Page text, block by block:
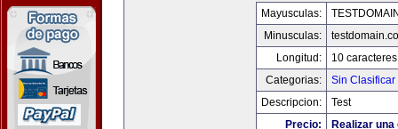
Mayusculas:
Minusculas:
Longitud:
10 caracteres
Categorias:
Sin Clasificar
Descripcion:
Test
Precio:
Realizar